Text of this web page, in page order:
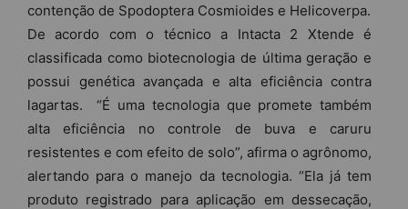
contenção de Spodoptera Cosmioides e Helicoverpa.
De acordo com o técnico a Intacta 2 Xtende é
classificada como biotecnologia de última geração e
possui genética avançada e alta eficiência contra
lagartas. “É uma tecnologia que promete também
alta eficiência no controle de buva e caruru
resistentes e com efeito de solo”, afirma o agrônomo,
alertando para o manejo da tecnologia. “Ela já tem
produto registrado para aplicação em dessecação,